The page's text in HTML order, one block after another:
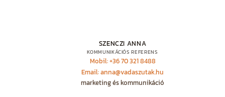
SZENCZI ANNA
KOMMUNIKÁCIÓS REFERENS
Mobil: +36 70 321 8488
Email: anna@vadaszutak.hu
marketing és kommunikáció